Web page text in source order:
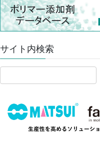
サイト内検索